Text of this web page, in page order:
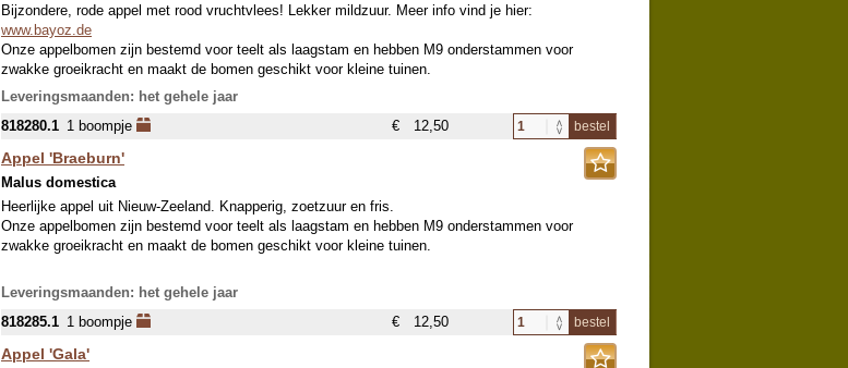
voor nachtvorst tijdens de bloei in de lente. Je snoeit een Amandel (en ander steenfruit) in de
zomermaanden, of anders direct na de oogst. Snoeien in de zomermaanden heeft 1 groot
voordeel: je kunt zien waar vruchten hangen en je snoei daar dus op aanpassen. Snoei al te
lange en hoge takken tot op 1/3 terug, plus uiteraard de gebroken, dode, zieke of kruisende
takken. En aangezien je de vruchten ziet hangen kun je eventueel niet dragen takken of
terugsnoeien of inkorten. Amandel en Perzik bestuiven elkaar mits ze tegelijk bloeien. We
leveren geënte boompjes, onderstam St. Juliën A.
INPAKKOSTEN VAN DE BOOMPJES.
Bijzondere, rode appel met rood vruchtvlees! Lekker mildzuur. Meer info vind je hier:
www.bayoz.de
Onze appelbomen zijn bestemd voor teelt als laagstam en hebben M9 onderstammen voor
zwakke groeikracht en maakt de bomen geschikt voor kleine tuinen.
Leveringsmaanden: het gehele jaar
818280.1 1 boompje € 12,50 bestel
Appel 'Braeburn'
Malus domestica
Heerlijke appel uit Nieuw-Zeeland. Knapperig, zoetzuur en fris.
Onze appelbomen zijn bestemd voor teelt als laagstam en hebben M9 onderstammen voor
zwakke groeikracht en maakt de bomen geschikt voor kleine tuinen.
Leveringsmaanden: het gehele jaar
818285.1 1 boompje € 12,50 bestel
Appel 'Gala'